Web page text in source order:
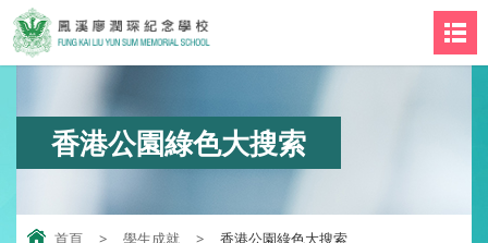
香港公園綠色大搜索
首頁 > 學生成就 > 香港公園綠色大搜索